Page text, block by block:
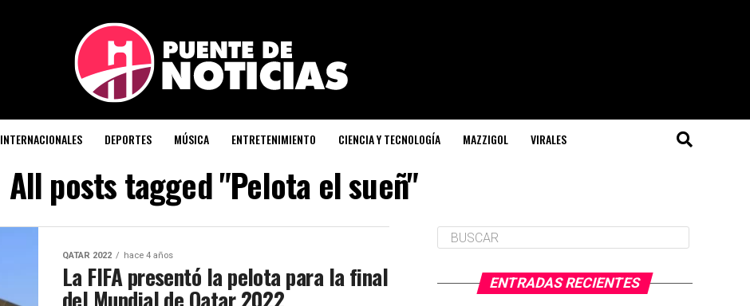
INTERNACIONALES DEPORTES MÚSICA ENTRETENIMIENTO CIENCIA Y TECNOLOGÍA MAZZIGOL VIRALES
All posts tagged "Pelota el sueñ"
QATAR 2022 hace 4 años
La FIFA presentó la pelota para la final
del Mundial de Qatar 2022
ENTRADAS RECIENTES